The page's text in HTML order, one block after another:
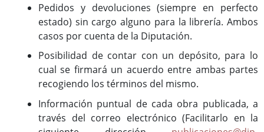
Pedidos y devoluciones (siempre en perfecto
estado) sin cargo alguno para la librería. Ambos
casos por cuenta de la Diputación.
Posibilidad de contar con un depósito, para lo
cual se firmará un acuerdo entre ambas partes
recogiendo los términos del mismo.
Información puntual de cada obra publicada, a
través del correo electrónico (Facilitarlo en la